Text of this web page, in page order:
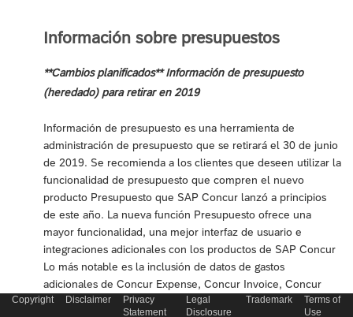
Información sobre presupuestos
**Cambios planificados** Información de presupuesto
(heredado) para retirar en 2019
Información de presupuesto es una herramienta de
administración de presupuesto que se retirará el 30 de junio
de 2019. Se recomienda a los clientes que deseen utilizar la
funcionalidad de presupuesto que compren el nuevo
producto Presupuesto que SAP Concur lanzó a principios
de este año. La nueva función Presupuesto ofrece una
mayor funcionalidad, una mejor interfaz de usuario e
integraciones adicionales con los productos de SAP Concur
Lo más notable es la inclusión de datos de gastos
adicionales de Concur Expense, Concur Invoice, Concur
Travel y Concur Request (anteriormente solo estaban
Copyright Disclaimer
Privacy
Statement
Legal
Disclosure
Trademark
Terms of
Use